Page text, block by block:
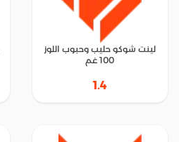
لينت شوكو حليب وحبوب اللوز
100 غم
1.4